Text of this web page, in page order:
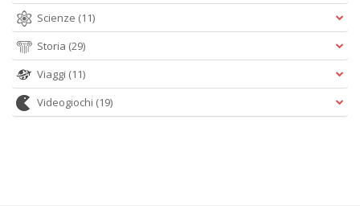
Scienze (11)
Storia (29)
Viaggi (11)
Videogiochi (19)